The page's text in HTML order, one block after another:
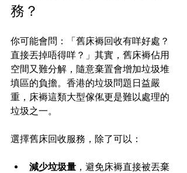
務？
你可能會問：「舊床褥回收有咩好處？
直接丟掉唔得咩？」其實，舊床褥佔用
空間又難分解，隨意棄置會增加垃圾堆
填區的負擔。香港的垃圾問題日益嚴
重，床褥這類大型傢俬更是難以處理的
垃圾之一。
選擇舊床回收服務，除了可以：
減少垃圾量 ，避免床褥直接被丟棄